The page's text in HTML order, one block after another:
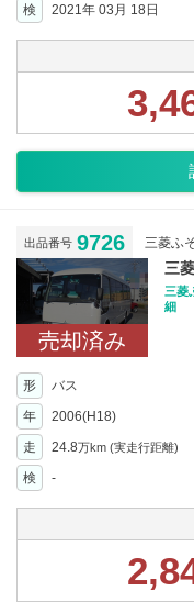
検
2021年 03月 18日
出品番号 9726 三菱ふ
売却済み
三
三菱
細
形 バス
年
2006(H18)
走 24.8万km (実走行距離)
検
-